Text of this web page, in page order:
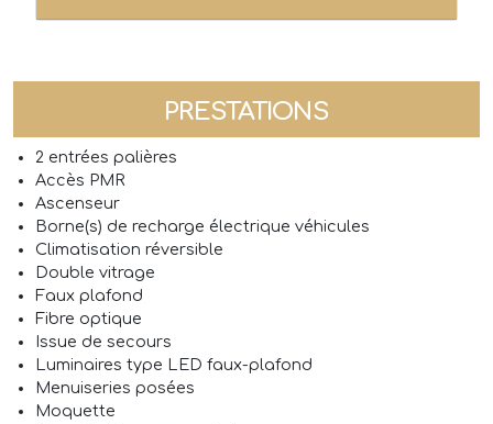
PRESTATIONS
2 entrées palières
Accès PMR
Ascenseur
Borne(s) de recharge électrique véhicules
Climatisation réversible
Double vitrage
Faux plafond
Fibre optique
Issue de secours
Luminaires type LED faux-plafond
Menuiseries posées
Moquette